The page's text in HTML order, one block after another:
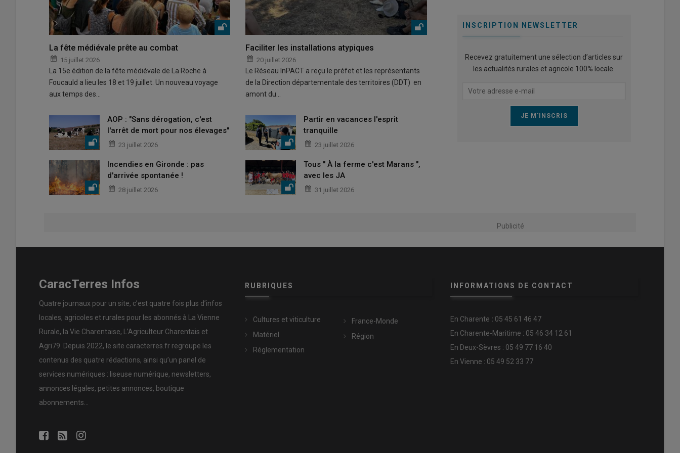
La fête médiévale prête au combat
15 juillet 2026
La 15e édition de la fête médiévale de La Roche à
Foucauld a lieu les 18 et 19 juillet. Un nouveau voyage
aux temps des…
Faciliter les installations atypiques
20 juillet 2026
Le Réseau InPACT a reçu le préfet et les représentants
de la Direction départementale des territoires (DDT) en
amont du…
AOP : "Sans dérogation, c'est
l'arrêt de mort pour nos élevages"
23 juillet 2026
Partir en vacances l'esprit
tranquille
23 juillet 2026
Incendies en Gironde : pas
d'arrivée spontanée !
28 juillet 2026
Tous " À la ferme c'est Marans ",
avec les JA
31 juillet 2026
INSCRIPTION NEWSLETTER
Recevez gratuitement une sélection d’articles sur
les actualités rurales et agricole 100% locale.
Publicité
CaracTerres Infos
Quatre journaux pour un site, c’est quatre fois plus d’infos
locales, agricoles et rurales pour les abonnés à La Vienne
Rurale, la Vie Charentaise, L’Agriculteur Charentais et
Agri79. Depuis 2022, le site caracterres.fr regroupe les
contenus des quatre rédactions, ainsi qu’un panel de
services numériques : liseuse numérique, newsletters,
annonces légales, petites annonces, boutique
abonnements…
RUBRIQUES
Cultures et viticulture
Matériel
Réglementation
France-Monde
Région
INFORMATIONS DE CONTACT
En Charente : 05 45 61 46 47
En Charente-Maritime : 05 46 34 12 61
En Deux-Sèvres : 05 49 77 16 40
En Vienne : 05 49 52 33 77